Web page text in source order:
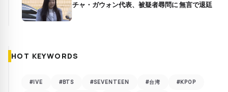
チャ・ガウォン代表、被疑者尋問に 無言で退廷
HOT KEYWORDS
#IVE #BTS #SEVENTEEN #台湾 #KPOP